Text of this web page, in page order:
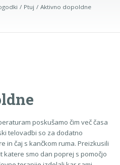
Ptuj Aktivno dopoldne
poskušamo čim več časa
telovadbi so za dodatno
in čaj s kančkom ruma. Preizkusili
katere smo dan poprej s pomočjo